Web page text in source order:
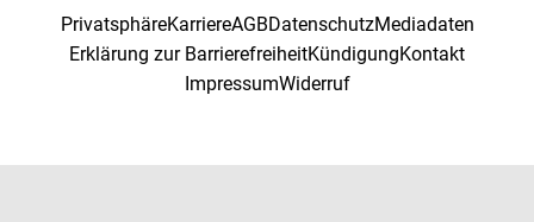
PrivatsphäreKarriereAGBDatenschutzMediadaten
Erklärung zur BarrierefreiheitKündigungKontakt
ImpressumWiderruf